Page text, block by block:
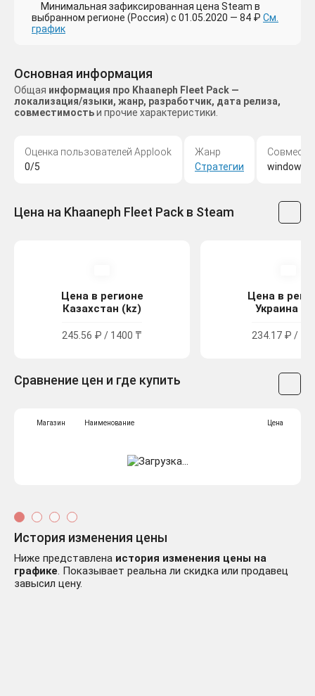
Минимальная зафиксированная цена Steam в
выбранном регионе (Россия) с 01.05.2020 — 84 ₽ См.
график
Основная информация
Общая информация про Khaaneph Fleet Pack —
локализация/языки, жанр, разработчик, дата релиза,
совместимостьи прочие характеристики.
Оценка пользователей Applook
0/5
Жанр
Стратегии
windows,
Цена на Khaaneph Fleet Pack в Steam
Цена в регионе
Казахстан (kz)
245.56 ₽ / 1400 ₸
Цена в
Украина
234.17 ₽ /
Сравнение цен и где купить
Магазин Наименование Цена
История изменения цены
Ниже представлена история изменения цены на
графике. Показывает реальна ли скидка или продавец
завысил цену.